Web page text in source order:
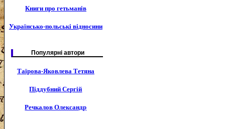
Книги про гетьманів
Українсько-польські відносини
Популярні автори
Таїрова-Яковлева Тетяна
Піддубний Сергій
Речкалов Олександр